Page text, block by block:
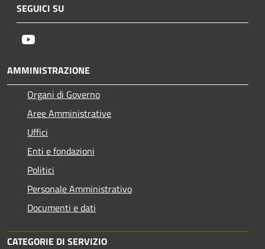
SEGUICI SU
AMMINISTRAZIONE
Organi di Governo
Aree Amministrative
Uffici
Enti e fondazioni
Politici
Personale Amministrativo
Documenti e dati
CATEGORIE DI SERVIZIO